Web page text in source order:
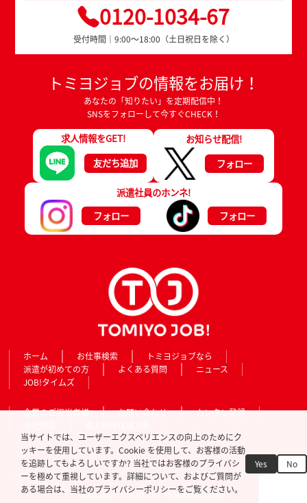
0120-1034-67
受付時間｜9:00～18:00（土日祝日を除く）
トミヨジョブの情報をお届け！
あなたの「知りたい」を定期配信中！
SNSをフォローして今すぐCHECK！
求人情報をGET!
友だち追加
お知らせ配信!
フォロー
派遣社員のホンネ!
フォロー
フォロー
ホーム お仕事検索
トミヨジョブなら
派遣が初めての方
よくある質問
ニュース
JOB!タイムズ
企業のご担当者様 お問い合わせ
カンタン登録
Copyright © TOMIYO JOB!. All Rights Reserved.
当サイトでは、ユーザーエクスペリエンスの向上のためにク
ッキーを使用しています。Cookie を使用して、お客様の活動
を追跡してもよろしいですか? 当社ではお客様のプライバシ
ーを極めて重視しています。詳細について、およびご質問が
ある場合は、当社のプライバシーポリシーをご覧ください。
Yes No